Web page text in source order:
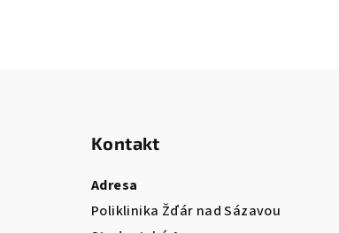
Kontakt
Adresa
Poliklinika Žďár nad Sázavou